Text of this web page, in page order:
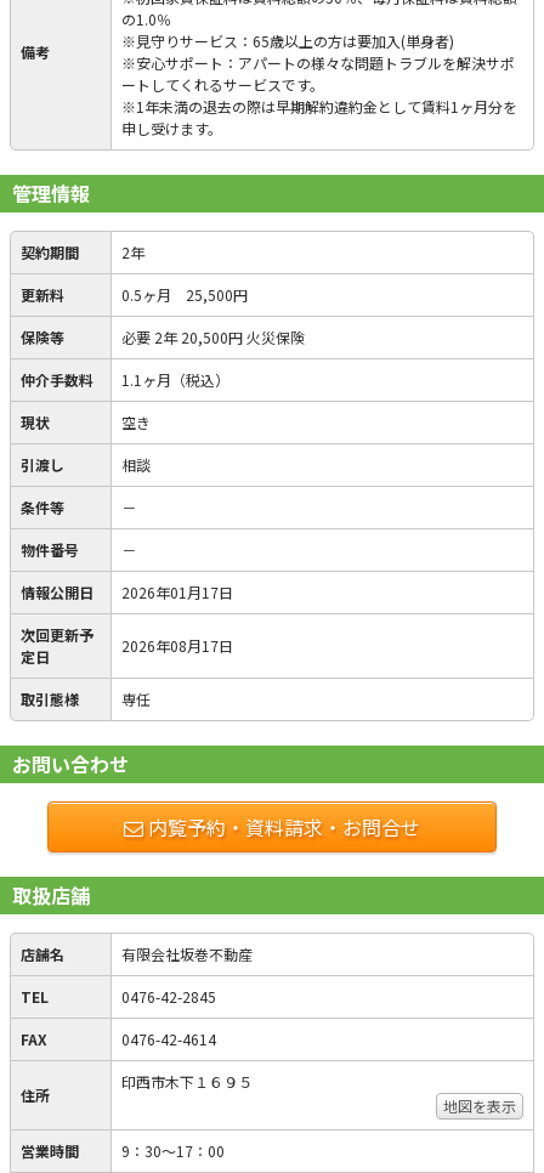
備考
の1.0％
※見守りサービス：65歳以上の方は要加入(単身者)
※安心サポート：アパートの様々な問題トラブルを解決サポ
ートしてくれるサービスです。
※1年未満の退去の際は早期解約違約金として賃料1ヶ月分を
申し受けます。
管理情報
契約期間 2年
更新料 0.5ヶ月 25,500円
保険等 必要 2年 20,500円 火災保険
仲介手数料 1.1ヶ月（税込）
現状 空き
引渡し 相談
条件等 －
物件番号 －
情報公開日 2026年01月17日
次回更新予
定日
2026年08月17日
取引態様 専任
お問い合わせ
内覧予約・資料請求・お問合せ
取扱店舗
店舗名 有限会社坂巻不動産
TEL 0476-42-2845
FAX 0476-42-4614
住所
印西市木下１６９５
地図を表示
営業時間 9：30～17：00